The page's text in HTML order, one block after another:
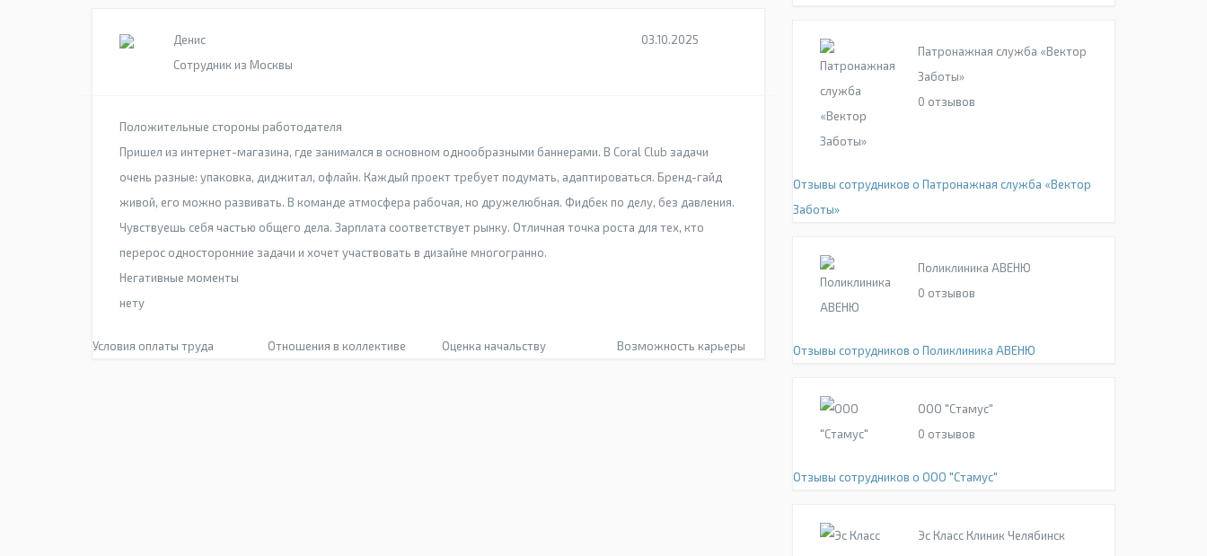
Денис
Сотрудник из Москвы
03.10.2025
Положительные стороны работодателя
Пришел из интернет-магазина, где занимался в основном однообразными баннерами. В Coral Club задачи
очень разные: упаковка, диджитал, офлайн. Каждый проект требует подумать, адаптироваться. Бренд-гайд
живой, его можно развивать. В команде атмосфера рабочая, но дружелюбная. Фидбек по делу, без давления.
Чувствуешь себя частью общего дела. Зарплата соответствует рынку. Отличная точка роста для тех, кто
перерос односторонние задачи и хочет участвовать в дизайне многогранно.
Негативные моменты
нету
Условия оплаты труда Отношения в коллективе Оценка начальству Возможность карьеры
Патронажная служба «Вектор
Заботы»
0 отзывов
Отзывы сотрудников о Патронажная служба «Вектор
Заботы»
Поликлиника АВЕНЮ
0 отзывов
Отзывы сотрудников о Поликлиника АВЕНЮ
ООО "Стамус"
0 отзывов
Отзывы сотрудников о ООО "Стамус"
Эс Класс Клиник Челябинск